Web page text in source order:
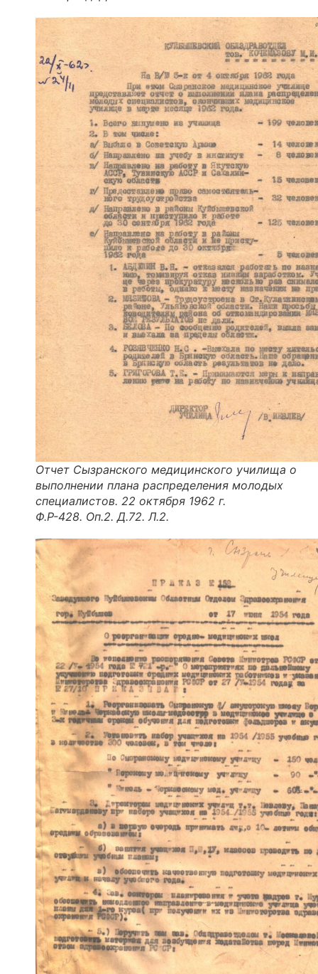
Отчет Сызранского медицинского училища о
выполнении плана распределения молодых
специалистов. 22 октября 1962 г.
Ф.Р-428. Оп.2. Д.72. Л.2.